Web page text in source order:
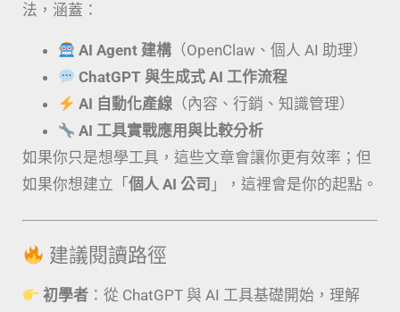
法，涵蓋：
AI Agent 建構 （OpenClaw、個人 AI 助理）
ChatGPT 與生成式 AI 工作流程
AI 自動化產線 （內容、行銷、知識管理）
AI 工具實戰應用與比較分析
如果你只是想學工具，這些文章會讓你更有效率；但
如果你想建立「 個人 AI 公司 」，這裡會是你的起點。
建議閱讀路徑
初學者 ：從 ChatGPT 與 AI 工具基礎開始，理解